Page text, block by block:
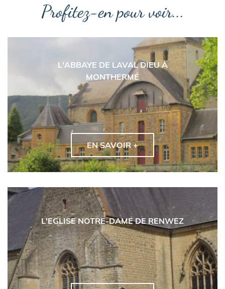
Profitez-en pour voir...
L'ABBAYE DE LAVAL DIEU À
MONTHERMÉ
EN SAVOIR +
L'EGLISE NOTRE-DAME DE RENWEZ